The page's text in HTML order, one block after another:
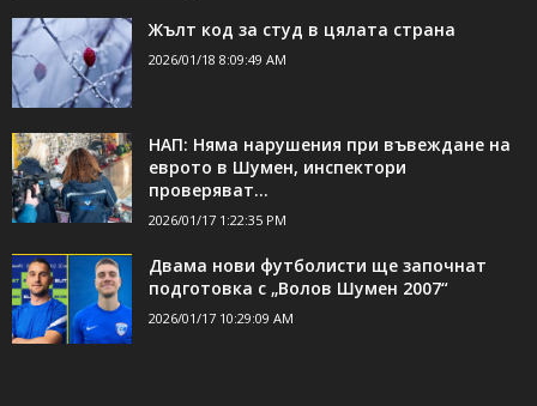
Жълт код за студ в цялата страна
2026/01/18 8:09:49 AM
НАП: Няма нарушения при въвеждане на
еврото в Шумен, инспектори
проверяват...
2026/01/17 1:22:35 PM
Двама нови футболисти ще започнат
подготовка с „Волов Шумен 2007“
2026/01/17 10:29:09 AM